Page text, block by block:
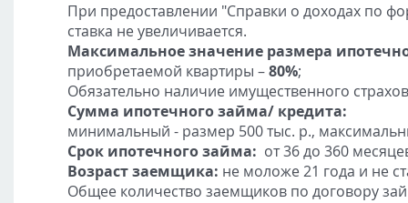
При предоставлении "Справки о доходах по
ставка не увеличивается.
Максимальное значение размера
приобретаемой квартиры –80%;
Обязательно наличие имущественного
Сумма ипотечного займа/ кредита:
минимальный - размер 500 тыс. р.,
Срок ипотечного займа: от 36 до 360
Возраст заемщика: не моложе 21 года и не
Общее количество заемщиков по договору